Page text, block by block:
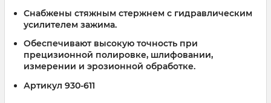
Снабжены стяжным стержнем с гидравлическим
усилителем зажима.
Обеспечивают высокую точность при
прецизионной полировке, шлифовании,
измерении и эрозионной обработке.
Артикул 930-611